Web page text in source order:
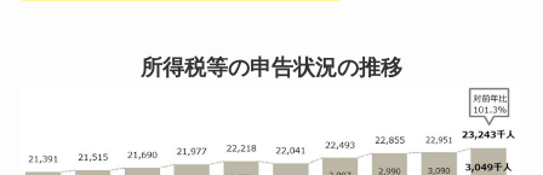
所得税等の申告状況の推移